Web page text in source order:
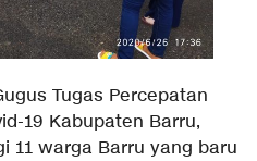
Tugas Percepatan
19 Kabupaten Barru,
11 warga Barru yang baru